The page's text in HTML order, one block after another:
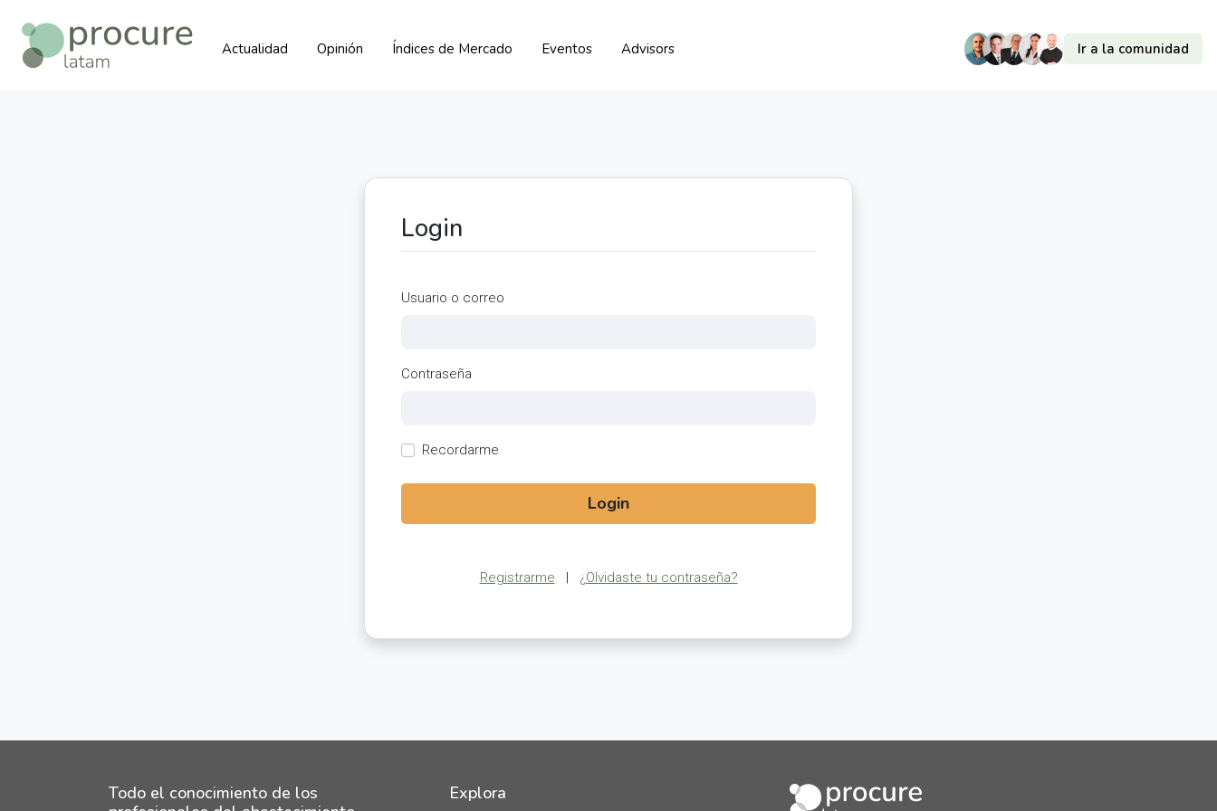
Actualidad Opinión Índices de Mercado Eventos Advisors Ir a la comunidad
Login
Usuario o correo
Contraseña
Recordarme
Login
Registrarme | ¿Olvidaste tu contraseña?
Todo el conocimiento de los
Explora